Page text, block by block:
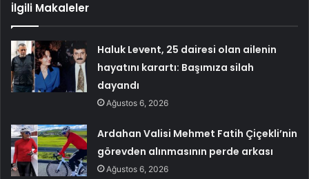
İlgili Makaleler
Haluk Levent, 25 dairesi olan ailenin
hayatını karartı: Başımıza silah
dayandı
Ağustos 6, 2026
Ardahan Valisi Mehmet Fatih Çiçekli’nin
görevden alınmasının perde arkası
Ağustos 6, 2026